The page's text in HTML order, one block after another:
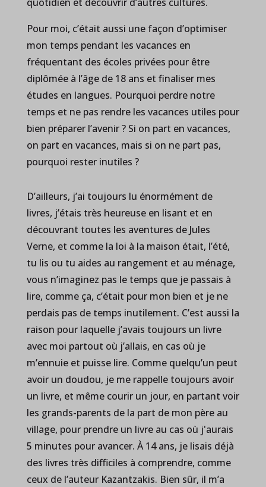
Pour moi, c’était aussi une façon d’optimiser
mon temps pendant les vacances en
fréquentant des écoles privées pour être
diplômée à l’âge de 18 ans et finaliser mes
études en langues. Pourquoi perdre notre
temps et ne pas rendre les vacances utiles pour
bien préparer l’avenir ? Si on part en vacances,
on part en vacances, mais si on ne part pas,
pourquoi rester inutiles ?
D’ailleurs, j’ai toujours lu énormément de
livres, j’étais très heureuse en lisant et en
découvrant toutes les aventures de Jules
Verne, et comme la loi à la maison était, l’été,
tu lis ou tu aides au rangement et au ménage,
vous n’imaginez pas le temps que je passais à
lire, comme ça, c’était pour mon bien et je ne
perdais pas de temps inutilement. C’est aussi la
raison pour laquelle j’avais toujours un livre
avec moi partout où j’allais, en cas où je
m’ennuie et puisse lire. Comme quelqu’un peut
avoir un doudou, je me rappelle toujours avoir
un livre, et même courir un jour, en partant voir
les grands-parents de la part de mon père au
village, pour prendre un livre au cas où j'aurais
5 minutes pour avancer. À 14 ans, je lisais déjà
des livres très difficiles à comprendre, comme
ceux de l’auteur Kazantzakis. Bien sûr, il m’a